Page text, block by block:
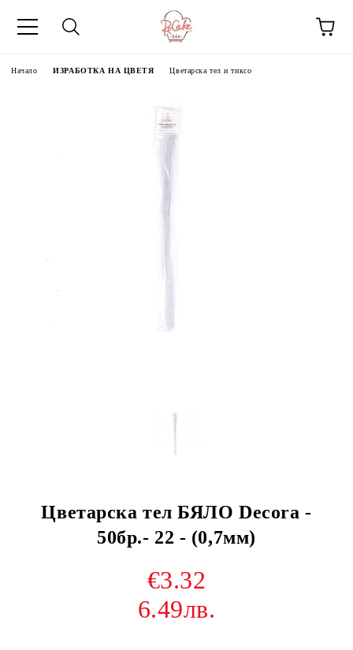
Начало ИЗРАБОТКА НА ЦВЕТЯ Цветарска тел и тиксо
Цветарска тел БЯЛО Decora -
50бр.- 22 - (0,7мм)
€3.32
6.49лв.